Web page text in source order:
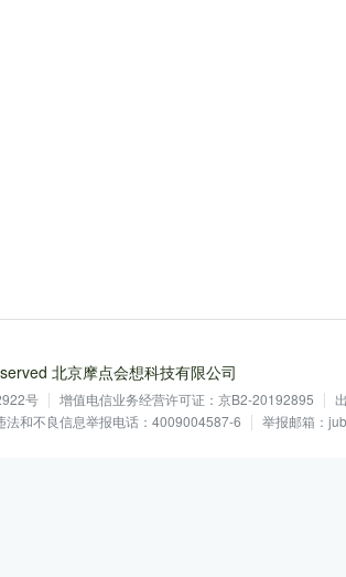
北京摩点会想科技有限公司
号 增值电信业务经营许可证：京B2-20192895
法和不良信息举报电话：4009004587-6 举报邮箱：